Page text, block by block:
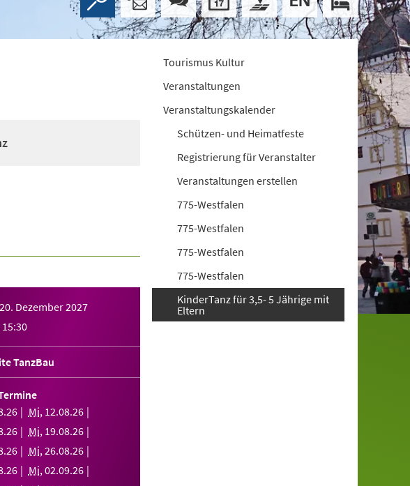
Dezember 2027
15:30
TanzBau
.26 Mi, 12.08.26
.26 Mi, 19.08.26
.26 Mi,26.08.26
.26 Mi,02.09.26
Tourismus Kultur
Veranstaltungen
Veranstaltungskalender
Schützen- und Heimatfeste
Registrierung für Veranstalter
Veranstaltungen erstellen
775-Westfalen
775-Westfalen
775-Westfalen
775-Westfalen
KinderTanz für 3,5- 5 Jährige mit
Eltern